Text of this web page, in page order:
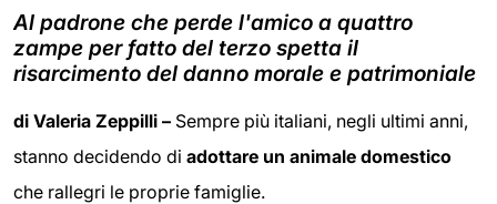
Al padrone che perde l'amico a quattro
zampe per fatto del terzo spetta il
risarcimento del danno morale e patrimoniale
di Valeria Zeppilli – Sempre più italiani, negli ultimi anni,
stanno decidendo di adottare un animale domestico
che rallegri le proprie famiglie.